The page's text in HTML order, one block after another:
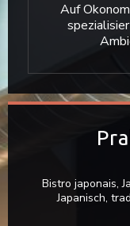
Auf
Bistro japonais,
Japanisch,